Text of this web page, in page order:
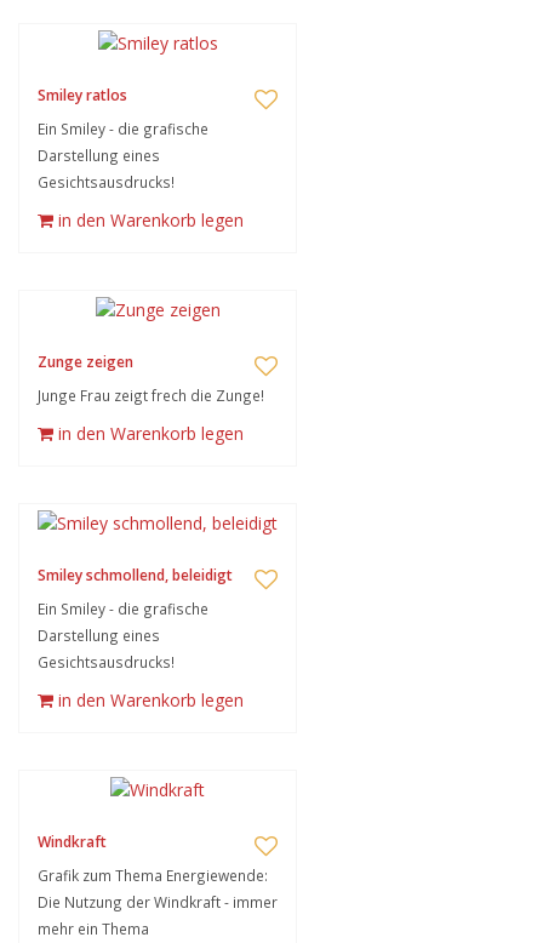
Smiley ratlos
Ein Smiley - die grafische
Darstellung eines
Gesichtsausdrucks!
in den Warenkorb legen
Zunge zeigen
Junge Frau zeigt frech die Zunge!
in den Warenkorb legen
Smiley schmollend, beleidigt
Ein Smiley - die grafische
Darstellung eines
Gesichtsausdrucks!
in den Warenkorb legen
Windkraft
Grafik zum Thema Energiewende:
Die Nutzung der Windkraft - immer
mehr ein Thema